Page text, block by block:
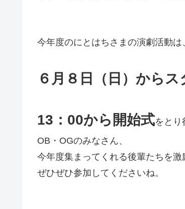
今年度のにとはちさまの演劇活動は
６月８日（日）からス
13：00から開始式をとり
OB・OGのみなさん、
今年度集まってくれる後輩たちを激
ぜひぜひ参加してくださいね。